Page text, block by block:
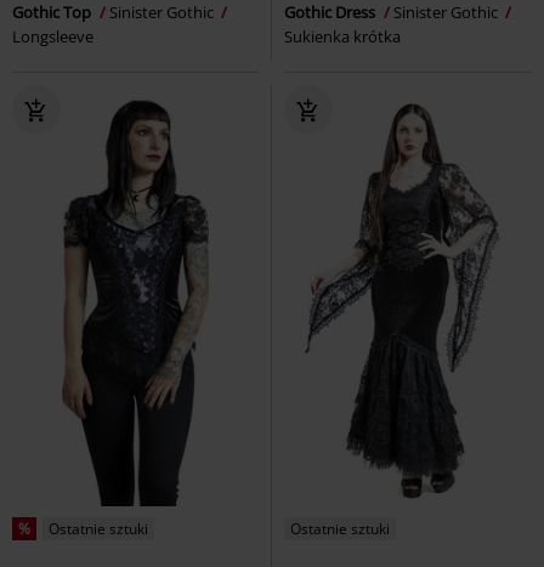
Gothic Top
Sinister Gothic
Longsleeve
Gothic Dress
Sinister Gothic
Sukienka krótka
% Ostatnie sztuki Ostatnie sztuki